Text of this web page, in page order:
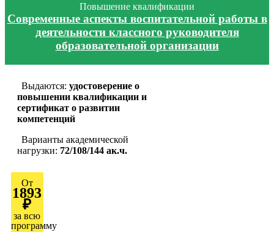
Повышение квалификации
Современные аспекты воспитательной работы в
деятельности классного руководителя
образовательной организации
Выдаются: удостоверение о
повышении квалификации и
сертификат о развитии
компетенций
Варианты академической
нагрузки: 72/108/144 ак.ч.
От
1893
₽
за всю
программу